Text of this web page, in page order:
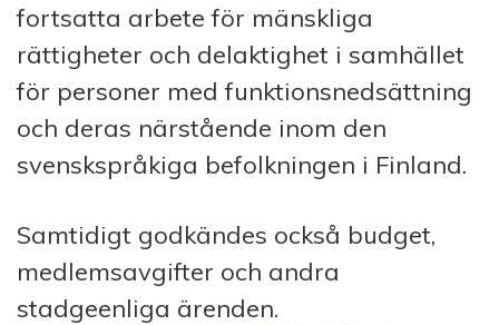
fortsatta arbete för mänskliga
rättigheter och delaktighet i samhället
för personer med funktionsnedsättning
och deras närstående inom den
svenskspråkiga befolkningen i Finland.
Samtidigt godkändes också budget,
medlemsavgifter och andra
stadgeenliga ärenden.